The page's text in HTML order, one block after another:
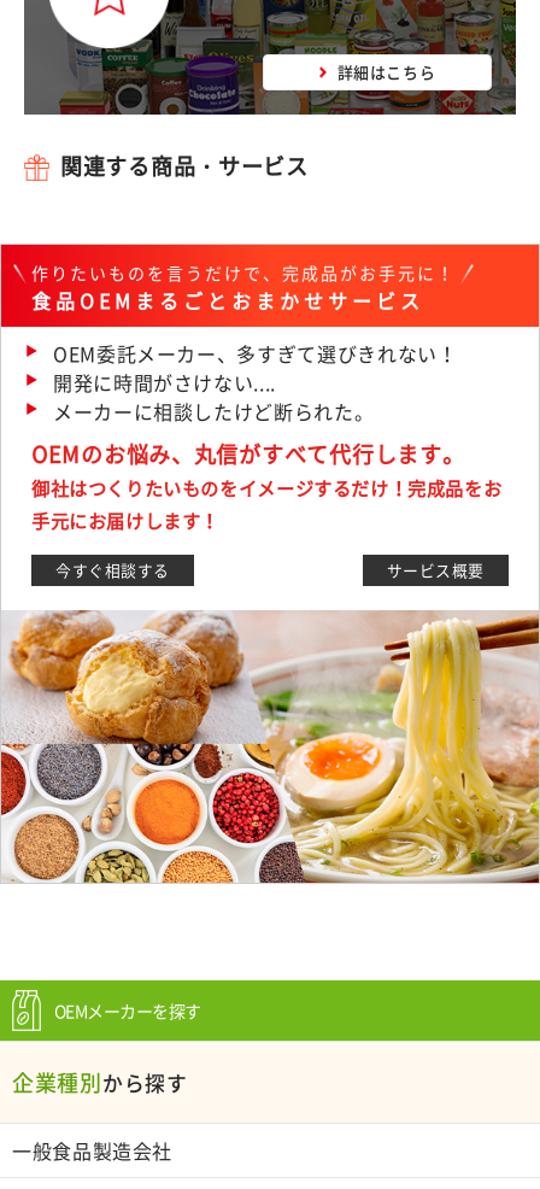
OEMメーカーを探す
企業種別から探す
一般食品製造会社
詳細はこちら
関連する商品・サービス
作りたいものを言うだけで、完成品がお手元に！
食品OEMまるごとおまかせサービス
OEM委託メーカー、多すぎて選びきれない！
開発に時間がさけない....
メーカーに相談したけど断られた。
OEMのお悩み、丸信がすべて代行します。
御社はつくりたいものをイメージするだけ！完成品をお
手元にお届けします！
今すぐ相談する サービス概要